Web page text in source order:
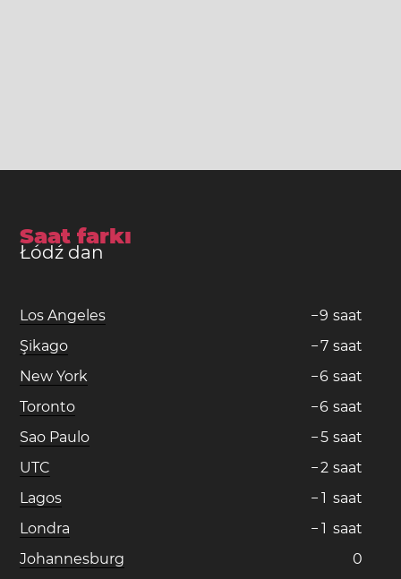
Saat farkı
Łódź dan
Los Angeles −9 saat
Şikago
−7 saat
New York
−6 saat
Toronto
−6 saat
Sao Paulo
−5 saat
UTC
−2 saat
Lagos
− 1 saat
Londra
− 1 saat
Johannesburg
0